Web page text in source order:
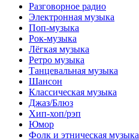
Разговорное радио
Электронная музыка
Поп-музыка
Рок-музыка
Лёгкая музыка
Ретро музыка
Танцевальная музыка
Шансон
Классическая музыка
Джаз/Блюз
Хип-хоп/рэп
Юмор
Фолк и этническая музыка